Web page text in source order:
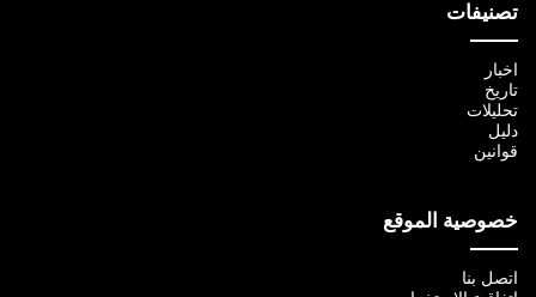
تصنيفات
اخبار
تاريخ
تحليلات
دليل
قوانين
خصوصية الموقع
اتصل بنا